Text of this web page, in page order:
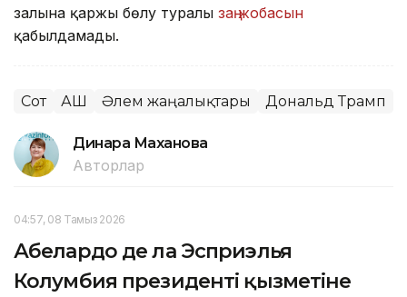
залына қаржы бөлу туралы заң жобасын
қабылдамады.
Сот АҚШ Әлем жаңалықтары Дональд Трамп
Динара Маханова
Авторлар
04:57, 08 Тамыз 2026
Абелардо де ла Эсприэлья
Колумбия президенті қызметіне